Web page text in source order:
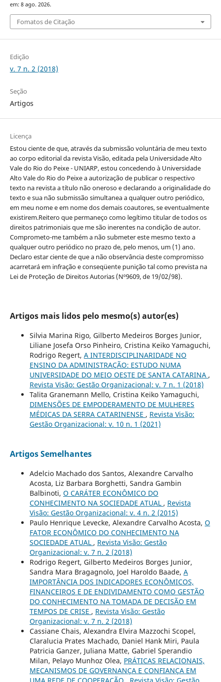
em: 8 ago. 2026.
Fomatos de Citação
Edição
v. 7 n. 2 (2018)
Seção
Artigos
Licença
Estou ciente de que, através da submissão voluntária de meu texto
ao corpo editorial da revista Visão, editada pela Universidade Alto
Vale do Rio do Peixe - UNIARP, estou concedendo à Universidade
Alto Vale do Rio do Peixe a autorização de publicar o respectivo
texto na revista a título não oneroso e declarando a originalidade do
texto e sua não submissão simultanea a qualquer outro periódico,
em meu nome e em nome dos demais coautores, se eventualmente
existirem.Reitero que permaneço como legítimo titular de todos os
direitos patrimoniais que me são inerentes na condição de autor.
Comprometo-me também a não submeter este mesmo texto a
qualquer outro periódico no prazo de, pelo menos, um (1) ano.
Declaro estar ciente de que a não observância deste compromisso
acarretará em infração e conseqüente punição tal como prevista na
Lei de Proteção de Direitos Autorias (Nº9609, de 19/02/98).
Artigos mais lidos pelo mesmo(s) autor(es)
Silvia Marina Rigo, Gilberto Medeiros Borges Junior,
Liliane Josefa Orso Pinheiro, Cristina Keiko Yamaguchi,
Rodrigo Regert, A INTERDISCIPLINARIDADE NO
ENSINO DA ADMINISTRAÇÃO: ESTUDO NUMA
UNIVERSIDADE DO MEIO OESTE DE SANTA CATARINA ,
Revista Visão: Gestão Organizacional: v. 7 n. 1 (2018)
Talita Granemann Mello, Cristina Keiko Yamaguchi,
DIMENSÕES DE EMPODERAMENTO DE MULHERES
MÉDICAS DA SERRA CATARINENSE , Revista Visão:
Gestão Organizacional: v. 10 n. 1 (2021)
Artigos Semelhantes
Adelcio Machado dos Santos, Alexandre Carvalho
Acosta, Liz Barbara Borghetti, Sandra Gambin
Balbinoti, O CARÁTER ECONÔMICO DO
CONHECIMENTO NA SOCIEDADE ATUAL , Revista
Visão: Gestão Organizacional: v. 4 n. 2 (2015)
Paulo Henrique Levecke, Alexandre Carvalho Acosta, O
FATOR ECONÔMICO DO CONHECIMENTO NA
SOCIEDADE ATUAL , Revista Visão: Gestão
Organizacional: v. 7 n. 2 (2018)
Rodrigo Regert, Gilberto Medeiros Borges Junior,
Sandra Mara Bragagnolo, Joel Haroldo Baade, A
IMPORTÂNCIA DOS INDICADORES ECONÔMICOS,
FINANCEIROS E DE ENDIVIDAMENTO COMO GESTÃO
DO CONHECIMENTO NA TOMADA DE DECISÃO EM
TEMPOS DE CRISE , Revista Visão: Gestão
Organizacional: v. 7 n. 2 (2018)
Cassiane Chais, Alexandra Elvira Mazzochi Scopel,
Claralucia Prates Machado, Daniel Hank Miri, Paula
Patricia Ganzer, Juliana Matte, Gabriel Sperandio
Milan, Pelayo Munhoz Olea, PRÁTICAS RELACIONAIS,
MECANISMOS DE GOVERNANÇA E CONFIANÇA EM